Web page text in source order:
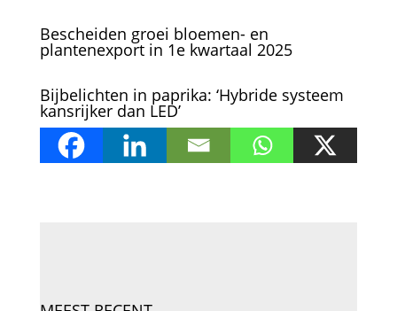
Bescheiden groei bloemen- en
plantenexport in 1e kwartaal 2025
Bijbelichten in paprika: ‘Hybride systeem
kansrijker dan LED’